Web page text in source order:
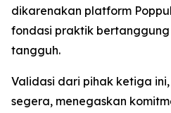
dikarenakan platform
fondasi praktik
tangguh.
Validasi dari pihak ketiga
segera, menegaskan